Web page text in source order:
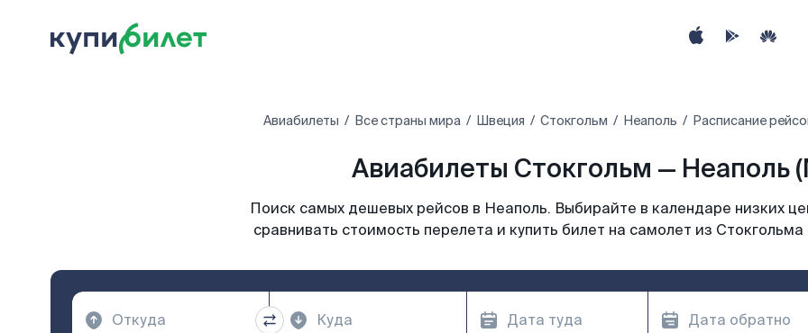
Авиабилеты Все страны мира Швеция Стокгольм Неаполь Расписание
Авиабилеты Стокгольм — Неаполь
Поиск самых дешевых рейсов в Неаполь. Выбирайте в календаре низких
сравнивать стоимость перелета и купить билет на самолет из